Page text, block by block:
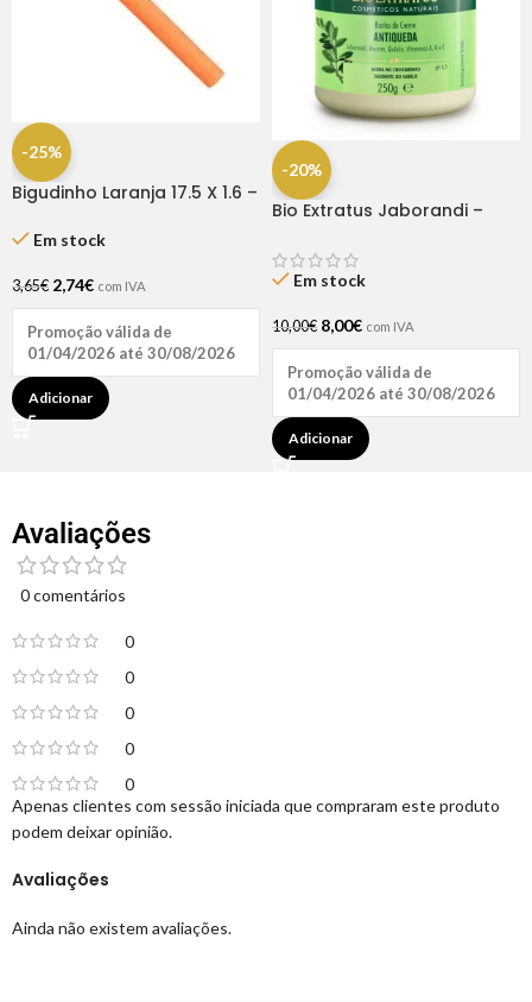
-25%
Bigudinho Laranja 17.5 X 1.6 –
Em stock
3,65€ 2,74€ com IVA
Promoção válida de
01/04/2026 até 30/08/2026
Adicionar
-20%
Bio Extratus Jaborandi –
Em stock
10,00€ 8,00€ com IVA
Promoção válida de
01/04/2026 até 30/08/2026
Adicionar
Avaliações
0 comentários
0
0
0
0
0
Avaliações
Ainda não existem avaliações.
Apenas clientes com sessão iniciada que compraram este produto
podem deixar opinião.